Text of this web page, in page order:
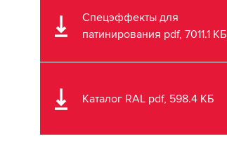
Спецэффекты для
патинирования pdf, 7011.1 КБ
Каталог RAL pdf, 598.4 КБ